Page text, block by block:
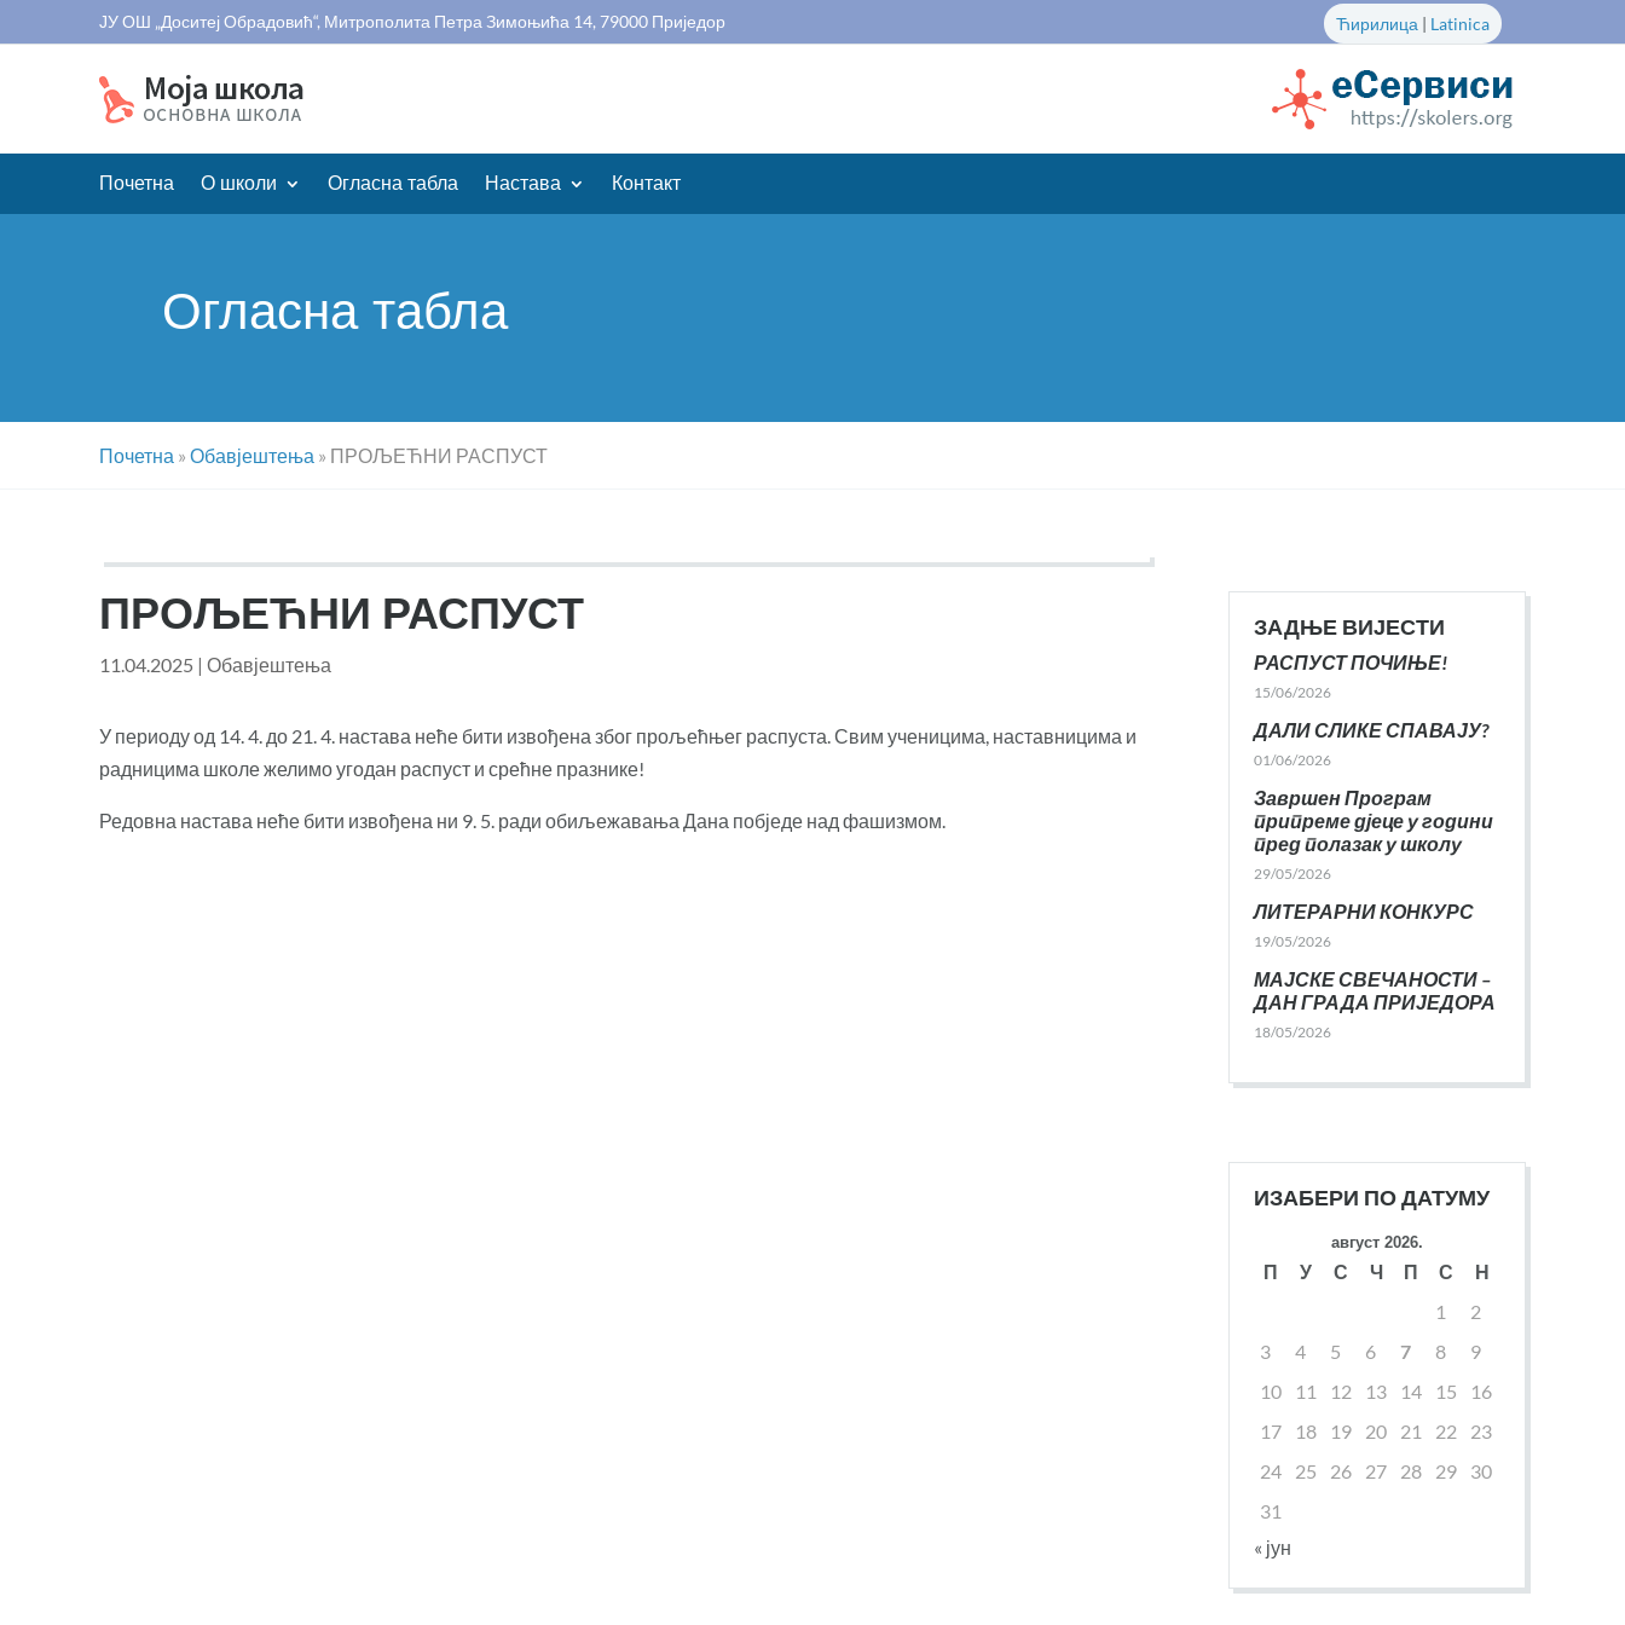
ЈУ ОШ „Доситеј Обрадовић“, Митрополита Петра Зимоњића 14, 79000 Приједор Ћирилица | Latinica
Почетна О школи Огласна табла Настава Контакт
Огласна табла
Почетна » Обавјештења » ПРОЉЕЋНИ РАСПУСТ
ПРОЉЕЋНИ РАСПУСТ
11.04.2025 | Обавјештења
У периоду од 14. 4. до 21. 4. настава неће бити извођена због прољећњег распуста. Свим ученицима, наставницима и
радницима школе желимо угодан распуст и срећне празнике!
Редовна настава неће бити извођена ни 9. 5. ради обиљежавања Дана побједе над фашизмом.
ЗАДЊЕ ВИЈЕСТИ
РАСПУСТ ПОЧИЊЕ!
15/06/2026
ДАЛИ СЛИКЕ СПАВАЈУ?
01/06/2026
Завршен Програм
припреме дјеце у години
пред полазак у школу
29/05/2026
ЛИТЕРАРНИ КОНКУРС
19/05/2026
МАЈСКЕ СВЕЧАНОСТИ –
ДАН ГРАДА ПРИЈЕДОРА
18/05/2026
ИЗАБЕРИ ПО ДАТУМУ
август 2026.
П У С Ч П С
Н
1
2
3
4 5 6 7 8
9
10
11 12 13 14 15
16
17
18 19 20 21 22
23
24
25 26 27 28 29
30
31
« јун